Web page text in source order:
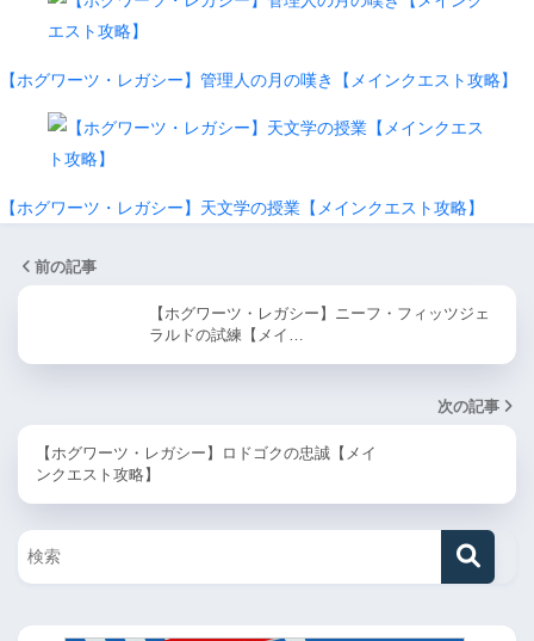
【ホグワーツ・レガシー】管理人の月の嘆き【メインクエスト攻略】
【ホグワーツ・レガシー】天文学の授業【メインクエスト攻略】
前の記事
【ホグワーツ・レガシー】ニーフ・フィッツジェ
ラルドの試練【メイ…
次の記事
【ホグワーツ・レガシー】ロドゴクの忠誠【メイ
ンクエスト攻略】